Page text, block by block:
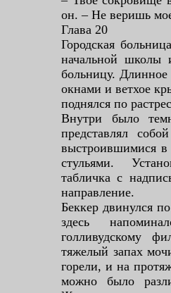
он. – Не веришь
Глава 20
Городская
начальной школы
больницу.
окнами и ветхое
поднялся по
Внутри было
представлял
выстроившимися
стульями.
табличка с
направление.
Беккер двинулся
здесь
голливудскому
тяжелый запах
горели, и на
можно было